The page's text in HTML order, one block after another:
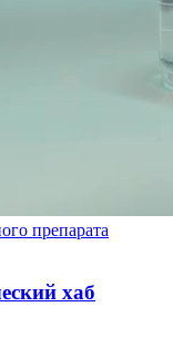
препарата
хаб